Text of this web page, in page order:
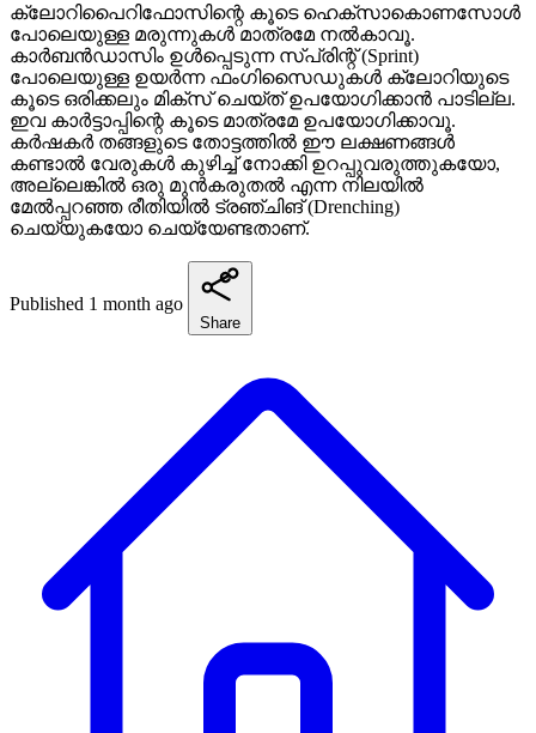
ക്ലോറിപൈറിഫോസിന്റെ കൂടെ ഹെക്സാകൊണസോൾ
പോലെയുള്ള മരുന്നുകൾ മാത്രമേ നൽകാവൂ.
കാർബൻഡാസിം ഉൾപ്പെടുന്ന സ്പ്രിന്റ് (Sprint)
പോലെയുള്ള ഉയർന്ന ഫംഗിസൈഡുകൾ ക്ലോറിയുടെ
കൂടെ ഒരിക്കലും മിക്സ് ചെയ്ത് ഉപയോഗിക്കാൻ പാടില്ല.
ഇവ കാർട്ടാപ്പിന്റെ കൂടെ മാത്രമേ ഉപയോഗിക്കാവൂ.
കർഷകർ തങ്ങളുടെ തോട്ടത്തിൽ ഈ ലക്ഷണങ്ങൾ
കണ്ടാൽ വേരുകൾ കുഴിച്ച് നോക്കി ഉറപ്പുവരുത്തുകയോ,
അല്ലെങ്കിൽ ഒരു മുൻകരുതൽ എന്ന നിലയിൽ
മേൽപ്പറഞ്ഞ രീതിയിൽ ട്രഞ്ചിങ് (Drenching)
ചെയ്യുകയോ ചെയ്യേണ്ടതാണ്.
Published 1 month ago
Share